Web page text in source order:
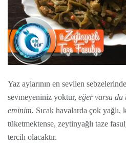
Yaz aylarının en sevilen
sevmeyeniniz yoktur, eğer varsa da
eminim. Sıcak havalarda çok
tüketmektense, zeytinyağlı taze
tercih olacaktır.